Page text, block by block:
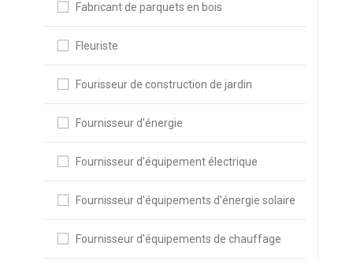
Fabricant de parquets en bois
Fleuriste
Fourisseur de construction de jardin
Fournisseur d'énergie
Fournisseur d'équipement électrique
Fournisseur d'équipements d'énergie solaire
Fournisseur d'équipements de chauffage